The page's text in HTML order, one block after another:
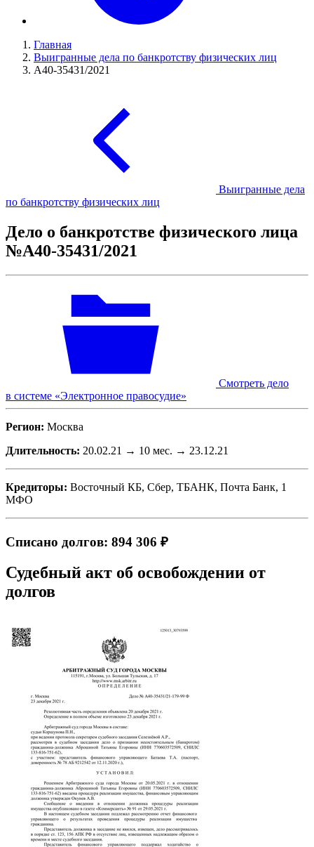
Главная
Выигранные дела по банкротству физических лиц
А40-35431/2021
Выигранные дела
по банкротству физических лиц
Дело о банкротстве физического лица
№А40-35431/2021
Смотреть дело
в системе «Электронное правосудие»
Регион: Москва
Длительность: 20.02.21 → 10 мес. → 23.12.21
Кредиторы: Восточный КБ, Сбер, ТБАНК, Почта Банк, 1
МФО
Списано долгов: 894 306 ₽
Судебный акт об освобождении от
долгов